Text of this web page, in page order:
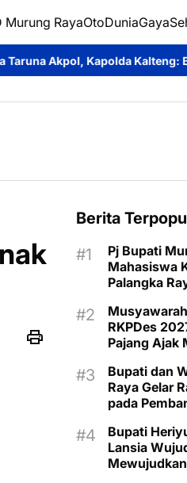
Murung RayaOtoDuniaGaya
Beri Manfaat Nyata dan
Berita
Pj Bupati
Mahasiswa
Palangka
RKPDes
Pajang Ajak
Kebutuhan
Bupati dan
Raya Gelar
pada
Bupati
Lansia